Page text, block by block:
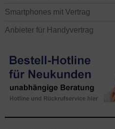
Smartphones mit Vertrag
Anbieter für Handyvertrag